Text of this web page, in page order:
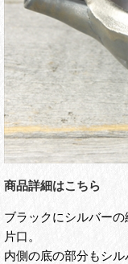
商品詳細はこちら
ブラックにシルバー
片口。
内側の底の部分もシル